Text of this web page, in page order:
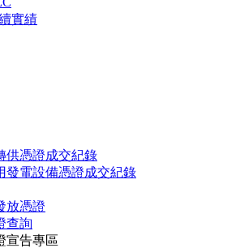
實績
供憑證成交紀錄
發電設備憑證成交紀錄
放憑證
查詢
宣告專區